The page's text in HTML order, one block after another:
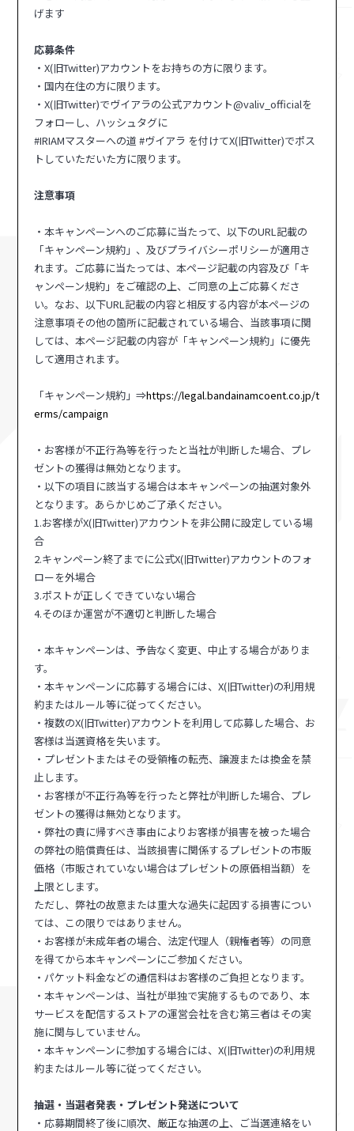
げます
応募条件
・X(旧Twitter)アカウントをお持ちの方に限ります。
・国内在住の方に限ります。
・X(旧Twitter)でヴイアラの公式アカウント@valiv_officialを
フォローし、ハッシュタグに
#IRIAMマスターへの道 #ヴイアラ を付けてX(旧Twitter)でポス
トしていただいた方に限ります。
注意事項
・本キャンペーンへのご応募に当たって、以下のURL記載の
「キャンペーン規約」、及びプライバシーポリシーが適用さ
れます。ご応募に当たっては、本ページ記載の内容及び「キ
ャンペーン規約」をご確認の上、ご同意の上ご応募くださ
い。なお、以下URL記載の内容と相反する内容が本ページの
注意事項その他の箇所に記載されている場合、当該事項に関
しては、本ページ記載の内容が「キャンペーン規約」に優先
して適用されます。
「キャンペーン規約」⇒https://legal.bandainamcoent.co.jp/t
erms/campaign
・お客様が不正行為等を行ったと当社が判断した場合、プレ
ゼントの獲得は無効となります。
・以下の項目に該当する場合は本キャンペーンの抽選対象外
となります。あらかじめご了承ください。
1.お客様がX(旧Twitter)アカウントを非公開に設定している場
合
2.キャンペーン終了までに公式X(旧Twitter)アカウントのフォ
ローを外場合
3.ポストが正しくできていない場合
4.そのほか運営が不適切と判断した場合
・本キャンペーンは、予告なく変更、中止する場合がありま
す。
・本キャンペーンに応募する場合には、X(旧Twitter)の利用規
約またはルール等に従ってください。
・複数のX(旧Twitter)アカウントを利用して応募した場合、お
客様は当選資格を失います。
・プレゼントまたはその受領権の転売、譲渡または換金を禁
止します。
・お客様が不正行為等を行ったと弊社が判断した場合、プレ
ゼントの獲得は無効となります。
・弊社の責に帰すべき事由によりお客様が損害を被った場合
の弊社の賠償責任は、当該損害に関係するプレゼントの市販
価格（市販されていない場合はプレゼントの原価相当額）を
上限とします。
ただし、弊社の故意または重大な過失に起因する損害につい
ては、この限りではありません。
・お客様が未成年者の場合、法定代理人（親権者等）の同意
を得てから本キャンペーンにご参加ください。
・パケット料金などの通信料はお客様のご負担となります。
・本キャンペーンは、当社が単独で実施するものであり、本
サービスを配信するストアの運営会社を含む第三者はその実
施に関与していません。
・本キャンペーンに参加する場合には、X(旧Twitter)の利用規
約またはルール等に従ってください。
抽選・当選者発表・プレゼント発送について
・応募期間終了後に順次、厳正な抽選の上、ご当選連絡をい